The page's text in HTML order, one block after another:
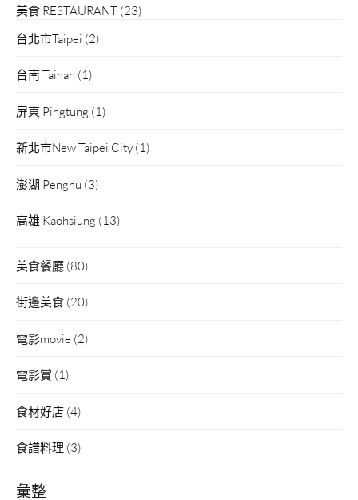
美食 RESTAURANT (23)
台北市Taipei (2)
台南 Tainan (1)
屏東 Pingtung (1)
新北市New Taipei City (1)
澎湖 Penghu (3)
高雄 Kaohsiung (13)
美食餐廳 (80)
街邊美食 (20)
電影movie (2)
電影賞 (1)
食材好店 (4)
食譜料理 (3)
彙整